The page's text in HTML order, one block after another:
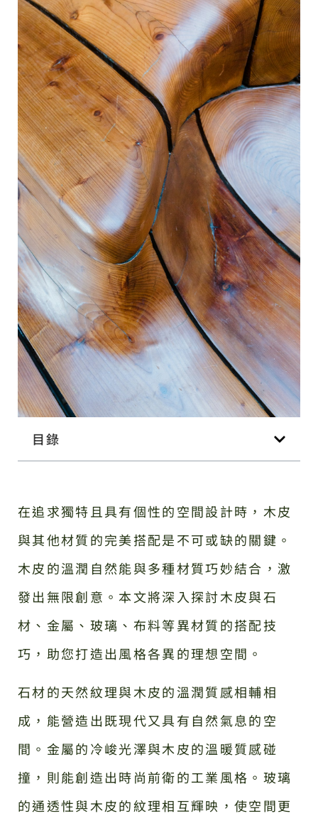
目錄
在追求獨特且具有個性的空間設計時，木皮
與其他材質的完美搭配是不可或缺的關鍵。
木皮的溫潤自然能與多種材質巧妙結合，激
發出無限創意。本文將深入探討木皮與石
材、金屬、玻璃、布料等異材質的搭配技
巧，助您打造出風格各異的理想空間。
石材的天然紋理與木皮的溫潤質感相輔相
成，能營造出既現代又具有自然氣息的空
間。金屬的冷峻光澤與木皮的溫暖質感碰
撞，則能創造出時尚前衛的工業風格。玻璃
的通透性與木皮的紋理相互輝映，使空間更